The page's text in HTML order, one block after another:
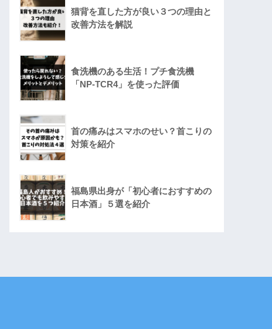
猫背を直した方が良い３つの理由と
改善方法を解説
食洗機のある生活！プチ食洗機
「NP-TCR4」を使った評価
首の痛みはスマホのせい？首こりの
対策を紹介
福島県出身が「初心者におすすめの
日本酒」５選を紹介